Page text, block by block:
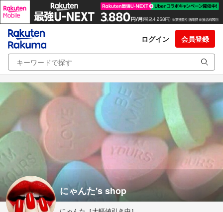
ログイン 会員登録
にゃんた's shop